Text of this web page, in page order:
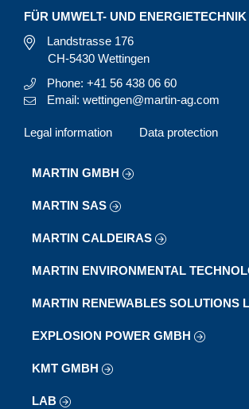
FÜR UMWELT- UND ENERGIETECHNIK
Landstrasse 176
CH-5430 Wettingen
Phone: +41 56 438 06 60
Email: wettingen@martin-ag.com
Legal information Data protection
MARTIN GMBH
MARTIN SAS
MARTIN CALDEIRAS
MARTIN ENVIRONMENTAL
MARTIN RENEWABLES SOLUTIONS
EXPLOSION POWER GMBH
KMT GMBH
LAB